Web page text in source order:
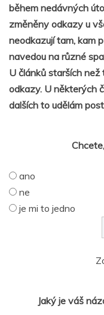
během nedávných
změněny odkazy u
neodkazují tam, kam
navedou na různé
U článků starších
odkazy. U některých
dalších to udělám
ano
ne
je mi to jedno
Jaký je váš